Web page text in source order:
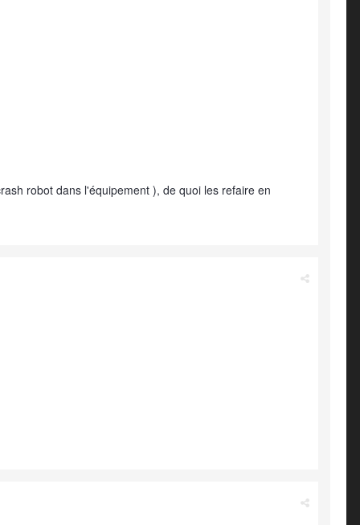
robot dans l'équipement ), de quoi les refaire en